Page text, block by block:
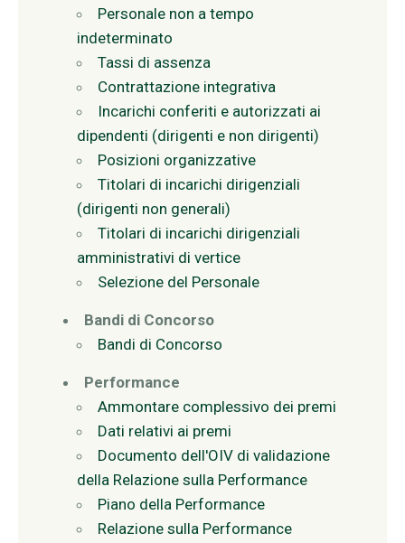
Personale non a tempo
indeterminato
Tassi di assenza
Contrattazione integrativa
Incarichi conferiti e autorizzati ai
dipendenti (dirigenti e non dirigenti)
Posizioni organizzative
Titolari di incarichi dirigenziali
(dirigenti non generali)
Titolari di incarichi dirigenziali
amministrativi di vertice
Selezione del Personale
Bandi di Concorso
Bandi di Concorso
Performance
Ammontare complessivo dei premi
Dati relativi ai premi
Documento dell'OIV di validazione
della Relazione sulla Performance
Piano della Performance
Relazione sulla Performance